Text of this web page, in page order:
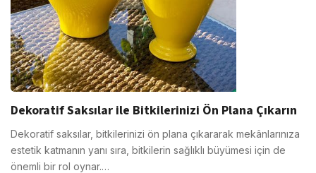
Dekoratif Saksılar ile Bitkilerinizi Ön Plana Çıkarın
Dekoratif saksılar, bitkilerinizi ön plana çıkararak mekânlarınıza
estetik katmanın yanı sıra, bitkilerin sağlıklı büyümesi için de
önemli bir rol oynar.…